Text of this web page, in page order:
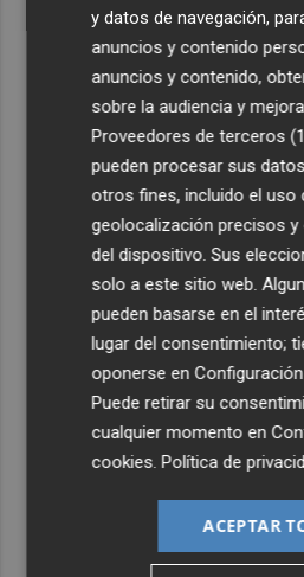
y datos de navegación,
anuncios y contenido
anuncios y contenido,
sobre la audiencia y
Proveedores de terceros
pueden procesar sus
otros fines, incluido el uso
geolocalización precisos
del dispositivo. Sus
solo a este sitio web.
pueden basarse en el
lugar del consentimiento;
oponerse en
Puede retirar su
cualquier momento en
cookies.Política de
ACEPTAR